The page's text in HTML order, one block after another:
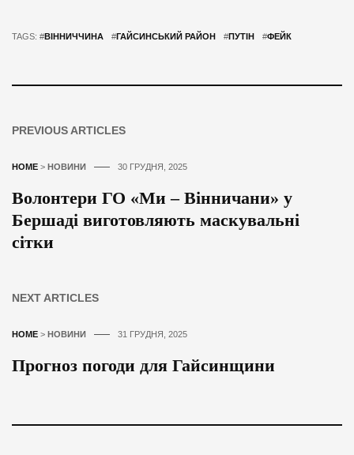
TAGS: #ВІННИЧЧИНА #ГАЙСИНСЬКИЙ РАЙОН #ПУТІН #ФЕЙК
PREVIOUS ARTICLES
HOME > НОВИНИ 30 ГРУДНЯ, 2025
Волонтери ГО «Ми – Вінничани» у
Бершаді виготовляють маскувальні
сітки
NEXT ARTICLES
HOME > НОВИНИ 31 ГРУДНЯ, 2025
Прогноз погоди для Гайсинщини